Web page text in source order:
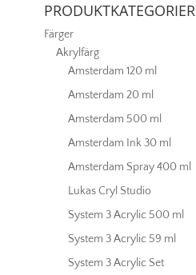
PRODUKTKATEGORIER
Färger
Akrylfärg
Amsterdam 120 ml
Amsterdam 20 ml
Amsterdam 500 ml
Amsterdam Ink 30 ml
Amsterdam Spray 400 ml
Lukas Cryl Studio
System 3 Acrylic 500 ml
System 3 Acrylic 59 ml
System 3 Acrylic Set